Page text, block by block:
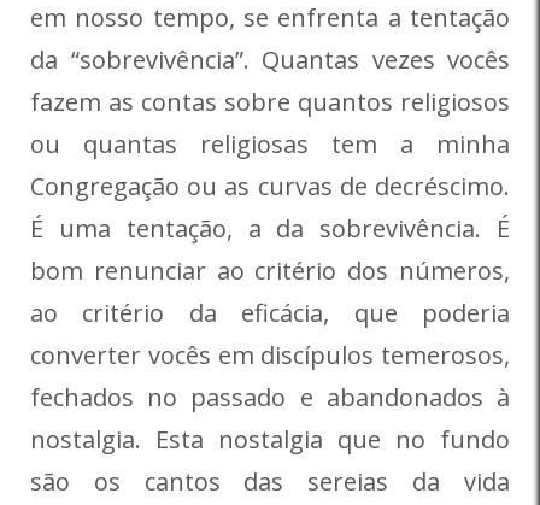
em nosso tempo, se enfrenta a tentação
da “sobrevivência”. Quantas vezes vocês
fazem as contas sobre quantos religiosos
ou quantas religiosas tem a minha
Congregação ou as curvas de decréscimo.
É uma tentação, a da sobrevivência. É
bom renunciar ao critério dos números,
ao critério da eficácia, que poderia
converter vocês em discípulos temerosos,
fechados no passado e abandonados à
nostalgia. Esta nostalgia que no fundo
são os cantos das sereias da vida